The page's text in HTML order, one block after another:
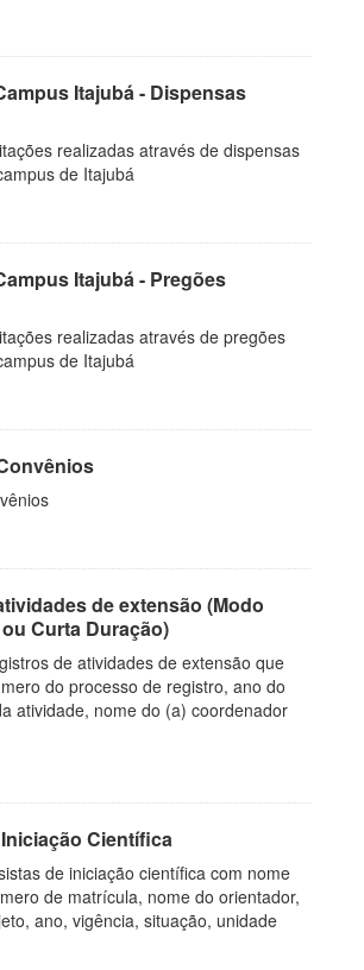
Itajubá - Dispensas
realizadas através de dispensas
de Itajubá
Itajubá - Pregões
realizadas através de pregões
de Itajubá
de extensão (Modo
Curta Duração)
de atividades de extensão que
do processo de registro, ano do
atividade, nome do (a) coordenador
Científica
de iniciação científica com nome
de matrícula, nome do orientador,
ano, vigência, situação, unidade